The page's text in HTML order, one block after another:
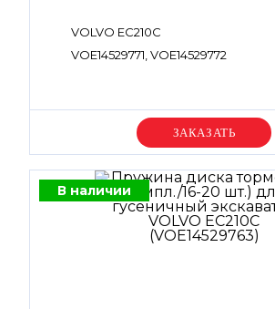
VOLVO EC210C
VOE14529771, VOE14529772
Уточняйте цену
В наличии